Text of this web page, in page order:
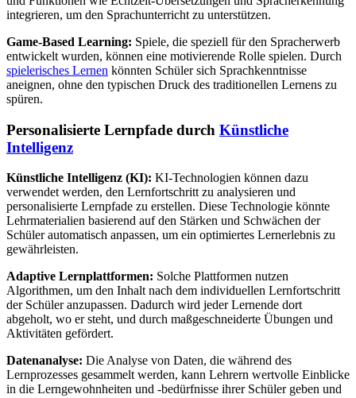
integrieren, um den Sprachunterricht zu unterstützen.
Game-Based Learning: Spiele, die speziell für den Spracherwerb
entwickelt wurden, können eine motivierende Rolle spielen. Durch
spielerisches Lernen könnten Schüler sich Sprachkenntnisse
aneignen, ohne den typischen Druck des traditionellen Lernens zu
spüren.
Personalisierte Lernpfade durch Künstliche
Intelligenz
Künstliche Intelligenz (KI): KI-Technologien können dazu
verwendet werden, den Lernfortschritt zu analysieren und
personalisierte Lernpfade zu erstellen. Diese Technologie könnte
Lehrmaterialien basierend auf den Stärken und Schwächen der
Schüler automatisch anpassen, um ein optimiertes Lernerlebnis zu
gewährleisten.
Adaptive Lernplattformen: Solche Plattformen nutzen
Algorithmen, um den Inhalt nach dem individuellen Lernfortschritt
der Schüler anzupassen. Dadurch wird jeder Lernende dort
abgeholt, wo er steht, und durch maßgeschneiderte Übungen und
Aktivitäten gefördert.
Datenanalyse: Die Analyse von Daten, die während des
Lernprozesses gesammelt werden, kann Lehrern wertvolle Einblicke
in die Lerngewohnheiten und -bedürfnisse ihrer Schüler geben und